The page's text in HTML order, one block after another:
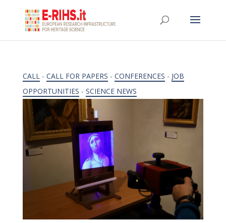
CALL- CALL FOR PAPERS - CONFERENCES - JOB
OPPORTUNITIES - SCIENCE NEWS